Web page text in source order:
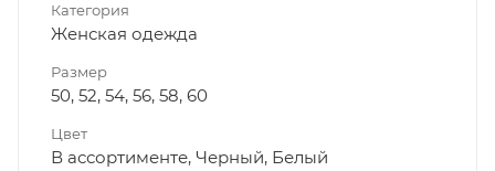
Категория
Женская одежда
Размер
50, 52, 54, 56, 58, 60
Цвет
В ассортименте, Черный, Белый